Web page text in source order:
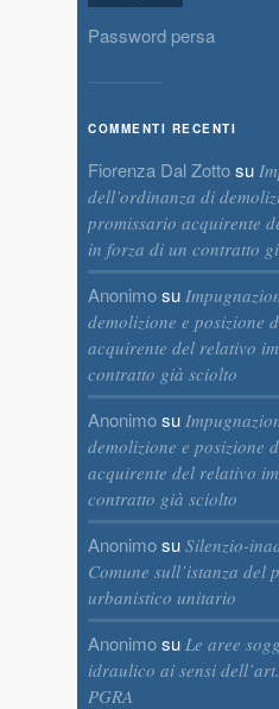
Password persa
COMMENTI RECENTI
Fiorenza Dal Zottosu
dell’ordinanza di
promissario acquirente
in forza di un contratto
Anonimosu
demolizione e posizione
acquirente del relativo
contratto già sciolto
Anonimosu
demolizione e posizione
acquirente del relativo
contratto già sciolto
Anonimosu Silenzio-
Comune sull’istanza del
urbanistico unitario
Anonimosu Le aree
idraulico ai sensi
PGRA